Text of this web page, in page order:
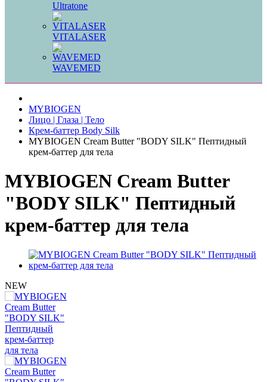
Ultratone
VITALASER
WAVEMED
MYBIOGEN
Лицо | Глаза | Тело
Крем-баттер Body Silk
MYBIOGEN Cream Butter "BODY SILK" Пептидный
крем-баттер для тела
MYBIOGEN Cream Butter
"BODY SILK" Пептидный
крем-баттер для тела
NEW